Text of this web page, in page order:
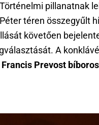
pillanatnak
téren összegyűlt
követően
A
Prevost bíboros